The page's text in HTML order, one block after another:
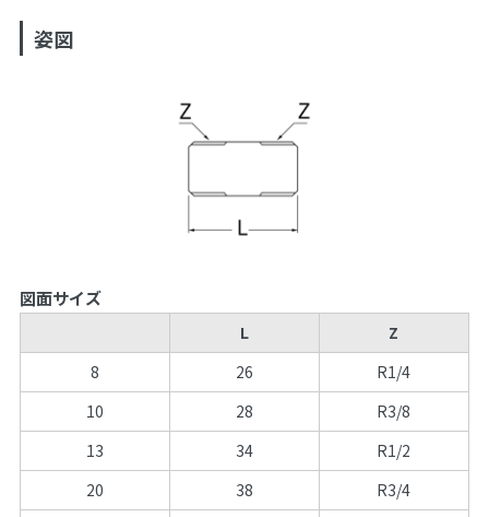
姿図
図面サイズ
L
Z
8
26
R1/4
10
28
R3/8
13
34
R1/2
20
38
R3/4